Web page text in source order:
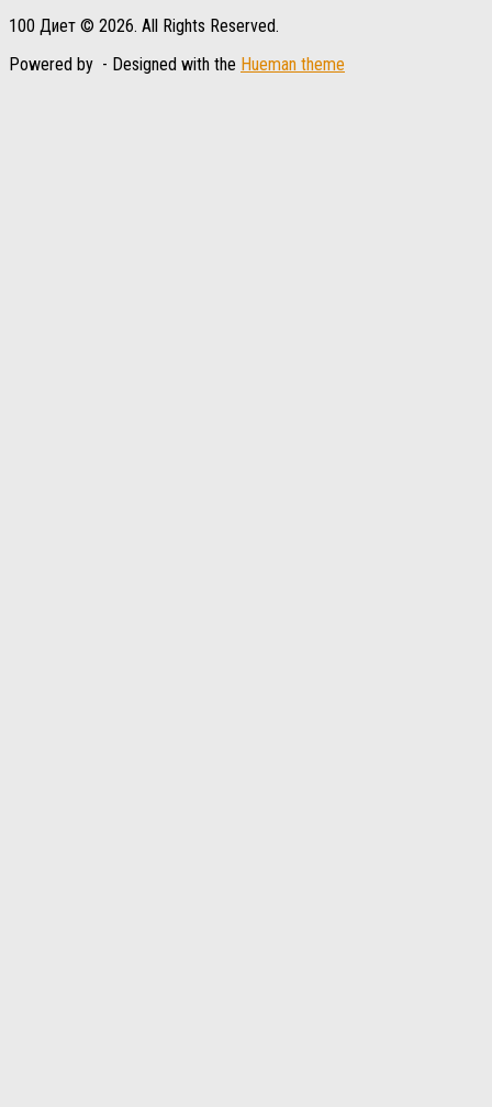
100 Диет © 2026. All Rights Reserved.
Powered by - Designed with the Hueman theme